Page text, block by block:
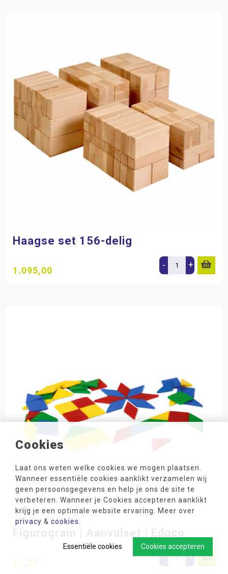
Cookies
Laat ons weten welke cookies we mogen plaatsen.
Wanneer essentiële cookies aanklikt verzamelen wij
geen persoonsgegevens en help je ons de site te
verbeteren. Wanneer je Cookies accepteren aanklikt
krijg je een optimale website ervaring. Meer over
privacy & cookies
Cookies accepteren
Essentiële cookies
Haagse set 156-delig
1.095,00 - +
15,25 - +